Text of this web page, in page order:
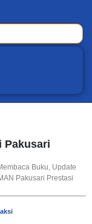
Pakusari
Buku, Update
Pakusari Prestasi